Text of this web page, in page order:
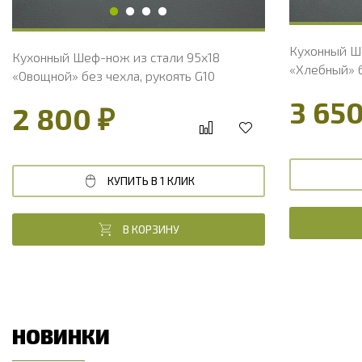
Кухонный Шеф-нож из стали 95х18
«Овощной» без чехла, рукоять G10
2 800 ₽
КУПИТЬ В 1 КЛИК
В КОРЗИНУ
Кухонный
«Хлебный»
3
НОВИНКИ